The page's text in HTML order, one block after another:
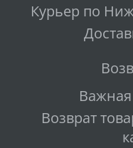
Курьер по
Возврат